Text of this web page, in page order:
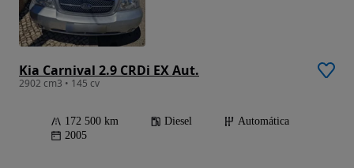
Kia Carnival 2.9 CRDi EX Aut.
2902 cm3 • 145 cv
172 500 km Diesel
Automática
2005